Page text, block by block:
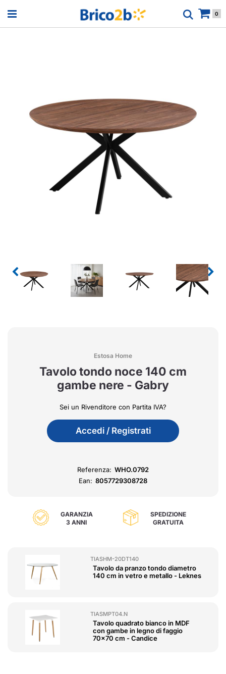
Open menu 0
Estosa Home
Tavolo tondo noce 140 cm
gambe nere - Gabry
Sei un Rivenditore con Partita IVA?
Accedi / Registrati
Referenza: WHO.0792
Ean: 8057729308728
GARANZIA
3 ANNI
SPEDIZIONE
GRATUITA
TIASHM-20DT140
Tavolo da pranzo tondo diametro
140 cm in vetro e metallo - Leknes
TIASMPT04.N
Tavolo quadrato bianco in MDF
con gambe in legno di faggio
70x70 cm - Candice